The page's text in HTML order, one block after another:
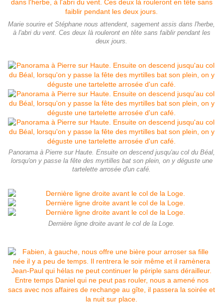
Marie sourire et Stéphane nous attendent, sagement assis dans l'herbe,
à l'abri du vent. Ces deux là rouleront en tête sans faiblir pendant les
deux jours.
Panorama à Pierre sur Haute. Ensuite on descend jusqu'au col du Béal,
lorsqu'on y passe la fête des myrtilles bat son plein, on y déguste une
tartelette arrosée d'un café.
Dernière ligne droite avant le col de la Loge.